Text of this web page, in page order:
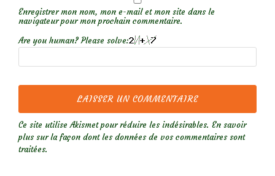
Enregistrer mon nom, mon e-mail et mon site dans le
navigateur pour mon prochain commentaire.
Are you human? Please solve:
Ce site utilise Akismet pour réduire les indésirables. En savoir
plus sur la façon dont les données de vos commentaires sont
traitées.